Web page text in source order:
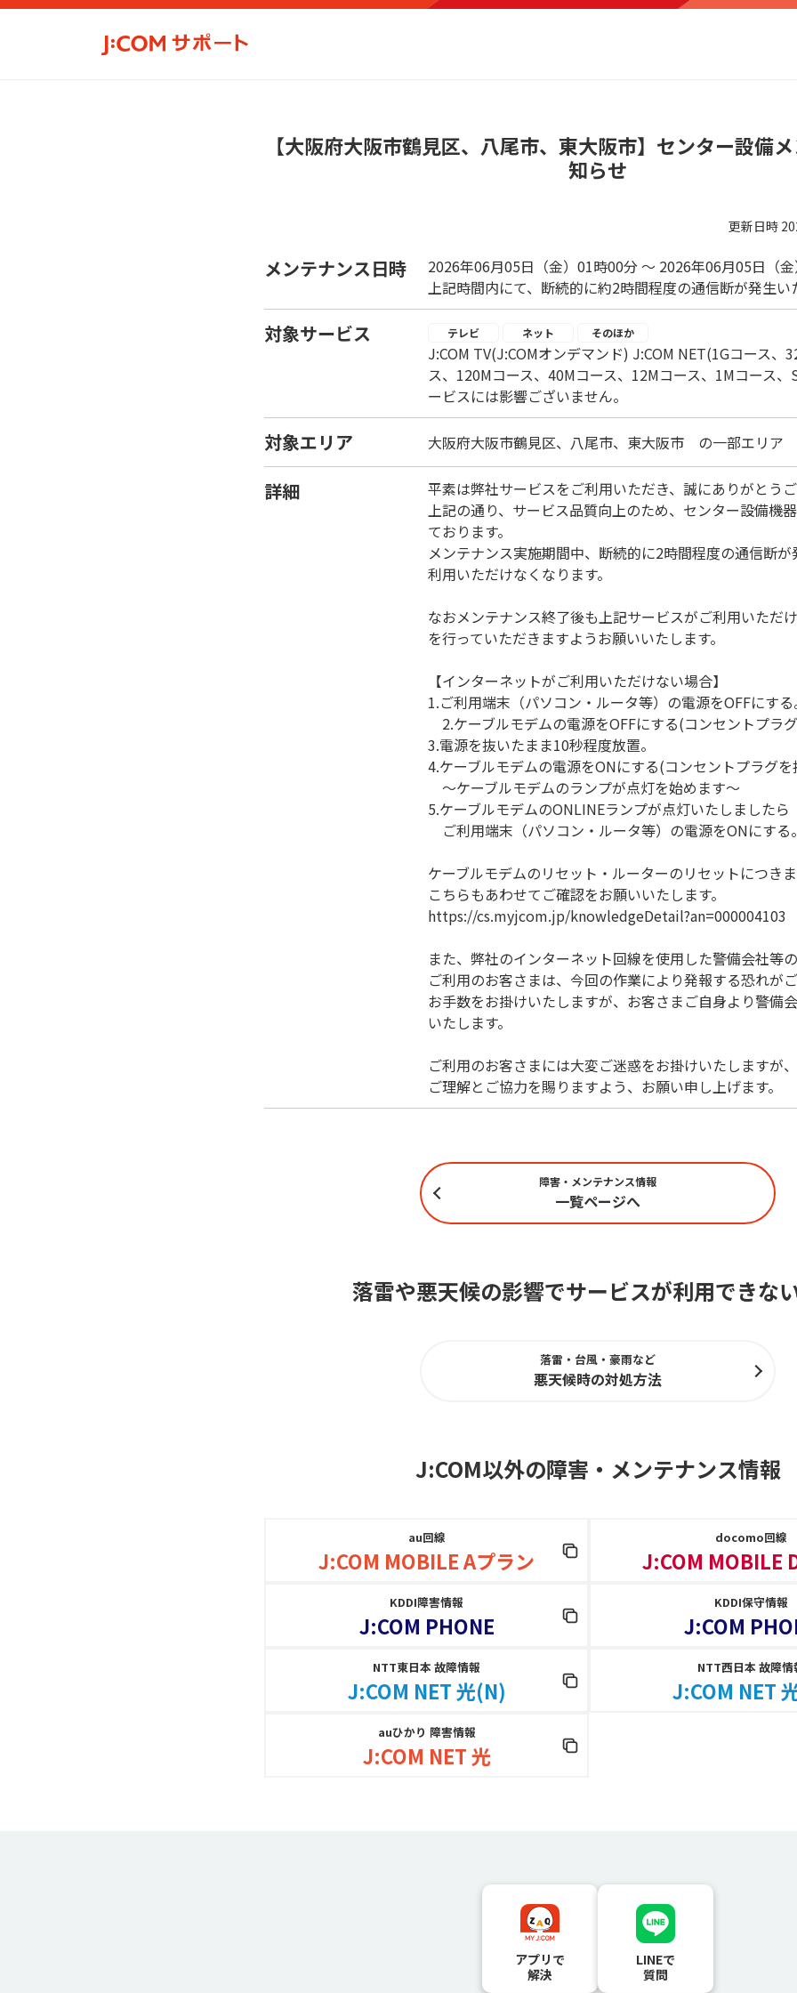
【大阪府大阪市鶴見区、八尾市、東大阪市】センター設備
知らせ
更新日時
メンテナンス日時
2026年06月05日（金）01時00分 ～ 2026年06月05日（
上記時間内にて、断続的に約2時間程度の通信断が発生い
対象サービス テレビ ネット そのほか
J:COM TV(J:COMオンデマンド) J:COM NET(1Gコース、
ス、120Mコース、40Mコース、12Mコース、1Mコース
ービスには影響ございません。
対象エリア 大阪府大阪市鶴見区、八尾市、東大阪市 の一部エリア
詳細
平素は弊社サービスをご利用いただき、誠にありがとうご
上記の通り、サービス品質向上のため、センター設備機
ております。
メンテナンス実施期間中、断続的に2時間程度の通信断
利用いただけなくなります。
なおメンテナンス終了後も上記サービスがご利用いただ
を行っていただきますようお願いいたします。
【インターネットがご利用いただけない場合】
1.ご利用端末（パソコン・ルータ等）の電源をOFFにする
2.ケーブルモデムの電源をOFFにする(コンセントプラグ
3.電源を抜いたまま10秒程度放置。
4.ケーブルモデムの電源をONにする(コンセントプラグを
～ケーブルモデムのランプが点灯を始めます～
5.ケーブルモデムのONLINEランプが点灯いたしましたら
ご利用端末（パソコン・ルータ等）の電源をONにする。
ケーブルモデムのリセット・ルーターのリセットにつきま
こちらもあわせてご確認をお願いいたします。
https://cs.myjcom.jp/knowledgeDetail?an=000004103
また、弊社のインターネット回線を使用した警備会社等
ご利用のお客さまは、今回の作業により発報する恐れが
お手数をお掛けいたしますが、お客さまご自身より警備
いたします。
ご利用のお客さまには大変ご迷惑をお掛けいたしますが、
ご理解とご協力を賜りますよう、お願い申し上げます。
障害・メンテナンス情報
一覧ページへ
落雷や悪天候の影響でサービスが利用できな
落雷・台風・豪雨など
悪天候時の対処方法
J:COM以外の障害 ・ メンテナンス情報
au回線
J:COM MOBILE Aプラン
docomo回線
J:COM MOBILE
KDDI障害情報
J:COM PHONE
KDDI保守情報
J:COM
NTT東日本 故障情報
J:COM NET 光(N)
NTT西日本 故障情
J:COM NET
auひかり 障害情報
J:COM NET 光
アプリで
解決
LINEで
質問